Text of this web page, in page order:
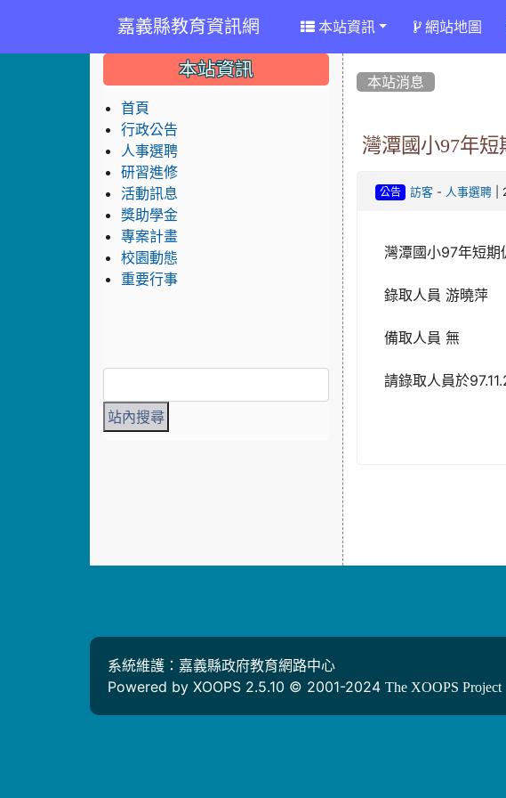
嘉義縣教育資訊網 本站資訊 網站地圖
本站消息
灣潭國小97年
公告 訪客 - 人事選聘 |
灣潭國小97年短
錄取人員 游曉萍
備取人員 無
請錄取人員於
::: 本站資訊
首頁
行政公告
人事選聘
研習進修
活動訊息
獎助學金
專案計畫
校園動態
重要行事
系統維護：嘉義縣政府教育網路中心
Powered by XOOPS 2.5.10 © 2001-2024 The XOOPS Project